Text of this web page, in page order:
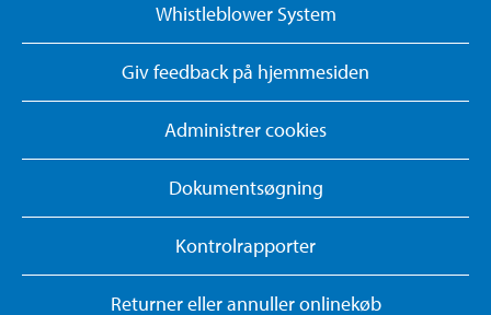
Whistleblower System
Giv feedback på hjemmesiden
Administrer cookies
Dokumentsøgning
Kontrolrapporter
Returner eller annuller onlinekøb